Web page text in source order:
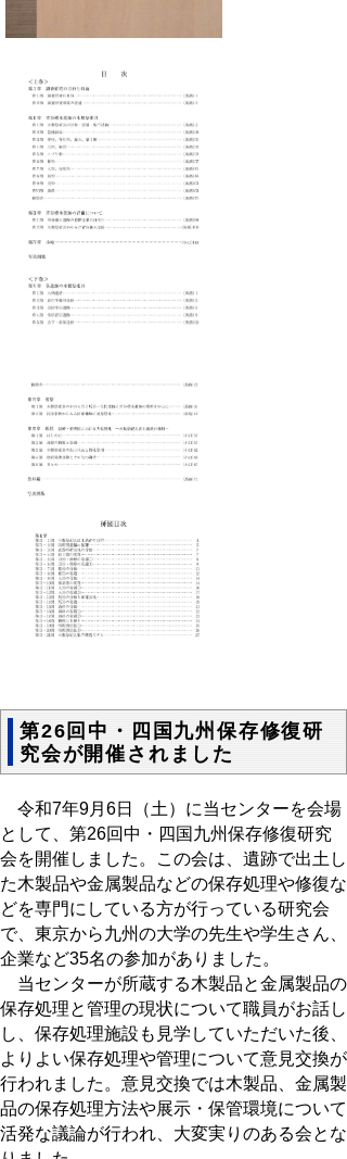
第26回中・四国九州保存修復研
究会が開催されました
令和7年9月6日（土）に当センターを会場
として、第26回中・四国九州保存修復研究
会を開催しました。この会は、遺跡で出土し
た木製品や金属製品などの保存処理や修復な
どを専門にしている方が行っている研究会
で、東京から九州の大学の先生や学生さん、
企業など35名の参加がありました。
当センターが所蔵する木製品と金属製品の
保存処理と管理の現状について職員がお話し
し、保存処理施設も見学していただいた後、
よりよい保存処理や管理について意見交換が
行われました。意見交換では木製品、金属製
品の保存処理方法や展示・保管環境について
活発な議論が行われ、大変実りのある会とな